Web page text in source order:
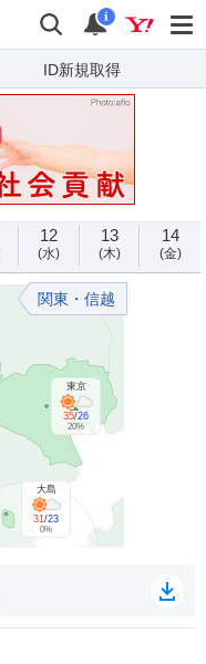
検索 通知
i
ID新規取得
12
(水)
13
(木)
14
(金)
関東・信越
東京
35/26
20%
大島
31/23
0%